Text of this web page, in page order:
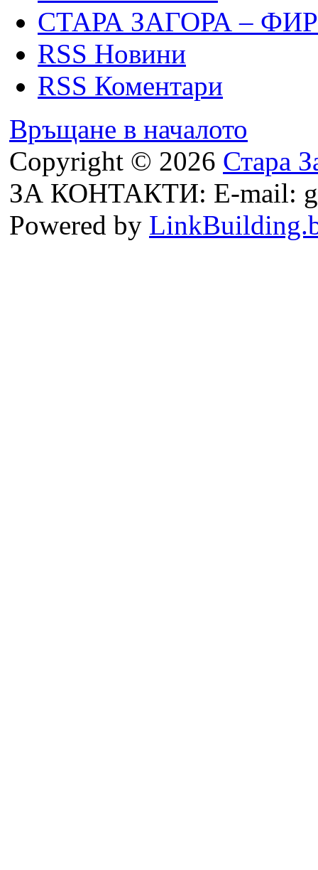
СТАРА ЗАГОРА –
RSS Новини
RSS Коментари
Връщане в началото
Copyright © 2026 Стара
ЗА КОНТАКТИ: E-mail:
Powered by